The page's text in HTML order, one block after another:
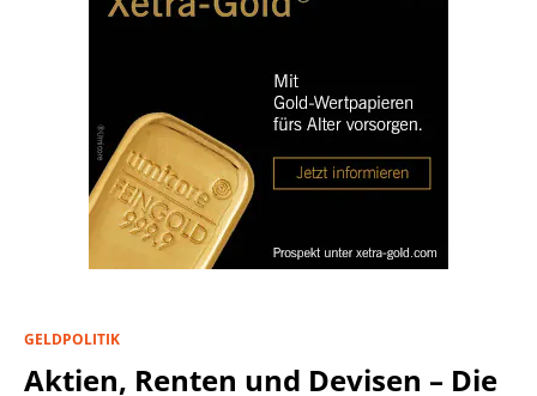
GELDPOLITIK
Aktien, Renten und Devisen – Die